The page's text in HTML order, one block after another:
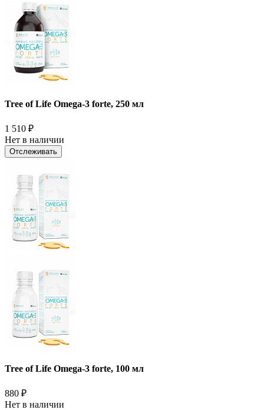
Tree of Life Omega-3 forte, 250 мл
1 510 ₽
Нет в наличии
Отслеживать
Tree of Life Omega-3 forte, 100 мл
880 ₽
Нет в наличии